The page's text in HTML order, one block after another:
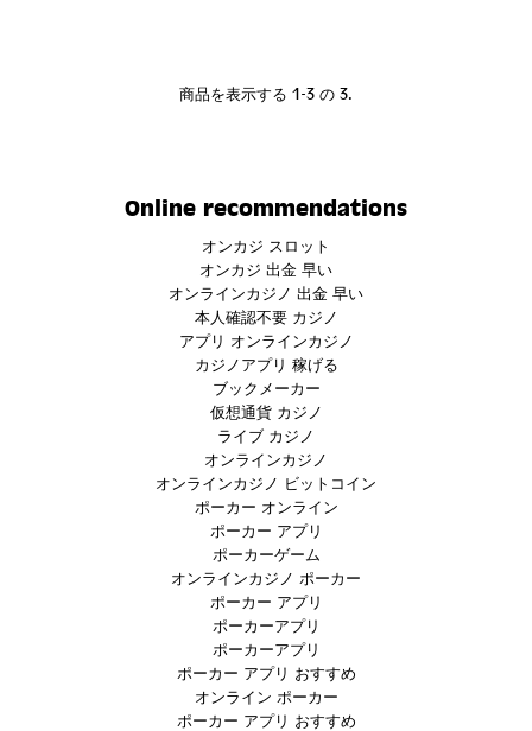
商品を表示する 1-3 の 3.
Online recommendations
オンカジ スロット
オンカジ 出金 早い
オンラインカジノ 出金 早い
本人確認不要 カジノ
アプリ オンラインカジノ
カジノアプリ 稼げる
ブックメーカー
仮想通貨 カジノ
ライブ カジノ
オンラインカジノ
オンラインカジノ ビットコイン
ポーカー オンライン
ポーカー アプリ
ポーカーゲーム
オンラインカジノ ポーカー
ポーカー アプリ
ポーカーアプリ
ポーカーアプリ
ポーカー アプリ おすすめ
オンライン ポーカー
ポーカー アプリ おすすめ